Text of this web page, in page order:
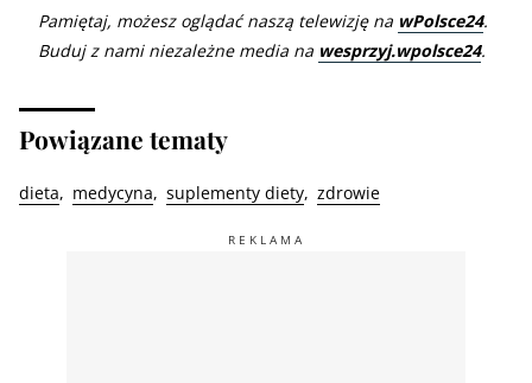
Pamiętaj, możesz oglądać naszą telewizję na wPolsce24.
Buduj z nami niezależne media na wesprzyj.wpolsce24.
Powiązane tematy
dieta medycyna suplementy diety zdrowie